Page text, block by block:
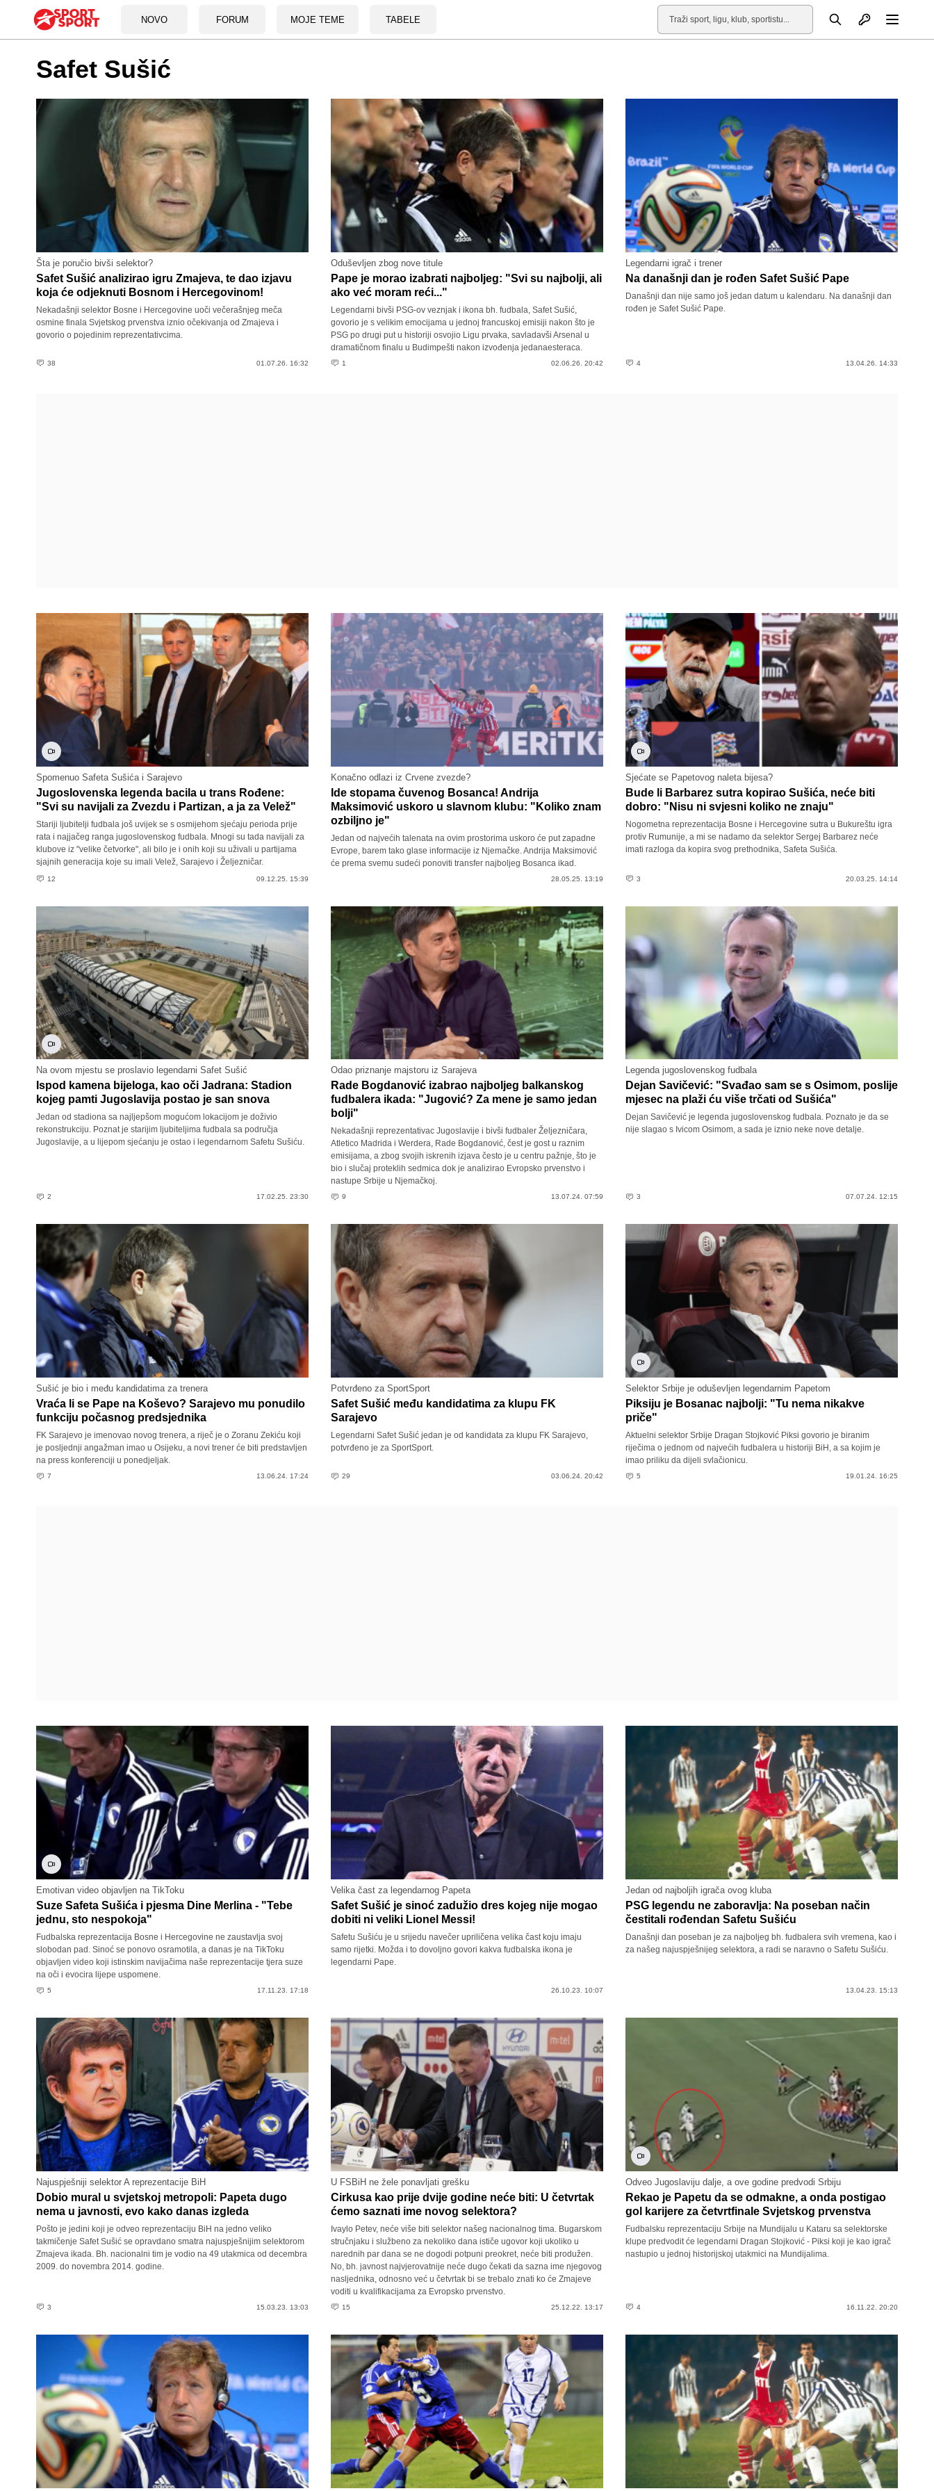
NOVO FORUM MOJE TEME TABELE
Pretraga Otvori profil
Safet Sušić
Šta je poručio bivši selektor?
Safet Sušić analizirao igru Zmajeva, te dao izjavu
koja će odjeknuti Bosnom i Hercegovinom!
Nekadašnji selektor Bosne i Hercegovine uoči večerašnjeg meča
osmine finala Svjetskog prvenstva iznio očekivanja od Zmajeva i
govorio o pojedinim reprezentativcima.
38 01.07.26. 16:32
Oduševljen zbog nove titule
Pape je morao izabrati najboljeg: "Svi su najbolji, ali
ako već moram reći..."
Legendarni bivši PSG-ov veznjak i ikona bh. fudbala, Safet Sušić,
govorio je s velikim emocijama u jednoj francuskoj emisiji nakon što je
PSG po drugi put u historiji osvojio Ligu prvaka, savladavši Arsenal u
dramatičnom finalu u Budimpešti nakon izvođenja jedanaesteraca.
1 02.06.26. 20:42
Legendarni igrač i trener
Na današnji dan je rođen Safet Sušić Pape
Današnji dan nije samo još jedan datum u kalendaru. Na današnji dan
rođen je Safet Sušić Pape.
4 13.04.26. 14:33
Spomenuo Safeta Sušića i Sarajevo
Jugoslovenska legenda bacila u trans Rođene:
"Svi su navijali za Zvezdu i Partizan, a ja za Velež"
Stariji ljubitelji fudbala još uvijek se s osmijehom sjećaju perioda prije
rata i najjačeg ranga jugoslovenskog fudbala. Mnogi su tada navijali za
klubove iz "velike četvorke", ali bilo je i onih koji su uživali u partijama
sjajnih generacija koje su imali Velež, Sarajevo i Željezničar.
12 09.12.25. 15:39
Konačno odlazi iz Crvene zvezde?
Ide stopama čuvenog Bosanca! Andrija
Maksimović uskoro u slavnom klubu: "Koliko znam
ozbiljno je"
Jedan od najvećih talenata na ovim prostorima uskoro će put zapadne
Evrope, barem tako glase informacije iz Njemačke. Andrija Maksimović
će prema svemu sudeći ponoviti transfer najboljeg Bosanca ikad.
28.05.25. 13:19
Sjećate se Papetovog naleta bijesa?
Bude li Barbarez sutra kopirao Sušića, neće biti
dobro: "Nisu ni svjesni koliko ne znaju"
Nogometna reprezentacija Bosne i Hercegovine sutra u Bukureštu igra
protiv Rumunije, a mi se nadamo da selektor Sergej Barbarez neće
imati razloga da kopira svog prethodnika, Safeta Sušića.
3 20.03.25. 14:14
Na ovom mjestu se proslavio legendarni Safet Sušić
Ispod kamena bijeloga, kao oči Jadrana: Stadion
kojeg pamti Jugoslavija postao je san snova
Jedan od stadiona sa najljepšom mogućom lokacijom je doživio
rekonstrukciju. Poznat je starijim ljubiteljima fudbala sa područja
Jugoslavije, a u lijepom sjećanju je ostao i legendarnom Safetu Sušiću.
2 17.02.25. 23:30
Odao priznanje majstoru iz Sarajeva
Rade Bogdanović izabrao najboljeg balkanskog
fudbalera ikada: "Jugović? Za mene je samo jedan
bolji"
Nekadašnji reprezentativac Jugoslavije i bivši fudbaler Željezničara,
Atletico Madrida i Werdera, Rade Bogdanović, čest je gost u raznim
emisijama, a zbog svojih iskrenih izjava često je u centru pažnje, što je
bio i slučaj proteklih sedmica dok je analizirao Evropsko prvenstvo i
nastupe Srbije u Njemačkoj.
9 13.07.24. 07:59
Legenda jugoslovenskog fudbala
Dejan Savičević: "Svađao sam se s Osimom, poslije
mjesec na plaži ću više trčati od Sušića"
Dejan Savičević je legenda jugoslovenskog fudbala. Poznato je da se
nije slagao s Ivicom Osimom, a sada je iznio neke nove detalje.
3 07.07.24. 12:15
Sušić je bio i među kandidatima za trenera
Vraća li se Pape na Koševo? Sarajevo mu ponudilo
funkciju počasnog predsjednika
FK Sarajevo je imenovao novog trenera, a riječ je o Zoranu Zekiću koji
je posljednji angažman imao u Osijeku, a novi trener će biti predstavljen
na press konferenciji u ponedjeljak.
7 13.06.24. 17:24
Potvrđeno za SportSport
Safet Sušić među kandidatima za klupu FK
Sarajevo
Legendarni Safet Sušić jedan je od kandidata za klupu FK Sarajevo,
potvrđeno je za SportSport.
29 03.06.24. 20:42
Selektor Srbije je oduševljen legendarnim Papetom
Piksiju je Bosanac najbolji: "Tu nema nikakve
priče"
Aktuelni selektor Srbije Dragan Stojković Piksi govorio je biranim
riječima o jednom od najvećih fudbalera u historiji BiH, a sa kojim je
imao priliku da dijeli svlačionicu.
5 19.01.24. 16:25
Emotivan video objavljen na TikToku
Suze Safeta Sušića i pjesma Dine Merlina - "Tebe
jednu, sto nespokoja"
Fudbalska reprezentacija Bosne i Hercegovine ne zaustavlja svoj
slobodan pad. Sinoć se ponovo osramotila, a danas je na TikToku
objavljen video koji istinskim navijačima naše reprezentacije tjera suze
na oči i evocira lijepe uspomene.
5 17.11.23. 17:18
Velika čast za legendarnog Papeta
Safet Sušić je sinoć zadužio dres kojeg nije mogao
dobiti ni veliki Lionel Messi!
Safetu Sušiću je u srijedu navečer upriličena velika čast koju imaju
samo rijetki. Možda i to dovoljno govori kakva fudbalska ikona je
legendarni Pape.
26.10.23. 10:07
Jedan od najboljih igrača ovog kluba
PSG legendu ne zaboravlja: Na poseban način
čestitali rođendan Safetu Sušiću
Današnji dan poseban je za najboljeg bh. fudbalera svih vremena, kao i
za našeg najuspješnijeg selektora, a radi se naravno o Safetu Sušiću.
13.04.23. 15:13
Najuspješniji selektor A reprezentacije BiH
Dobio mural u svjetskoj metropoli: Papeta dugo
nema u javnosti, evo kako danas izgleda
Pošto je jedini koji je odveo reprezentaciju BiH na jedno veliko
takmičenje Safet Sušić se opravdano smatra najuspješnijim selektorom
Zmajeva ikada. Bh. nacionalni tim je vodio na 49 utakmica od decembra
2009. do novembra 2014. godine.
3 15.03.23. 13:03
U FSBiH ne žele ponavljati grešku
Cirkusa kao prije dvije godine neće biti: U četvrtak
ćemo saznati ime novog selektora?
Ivaylo Petev, neće više biti selektor našeg nacionalnog tima. Bugarskom
stručnjaku i službeno za nekoliko dana ističe ugovor koji ukoliko u
narednih par dana se ne dogodi potpuni preokret, neće biti produžen.
No, bh. javnost najvjerovatnije neće dugo čekati da sazna ime njegovog
nasljednika, odnosno već u četvrtak bi se trebalo znati ko će Zmajeve
voditi u kvalifikacijama za Evropsko prvenstvo.
15 25.12.22. 13:17
Odveo Jugoslaviju dalje, a ove godine predvodi Srbiju
Rekao je Papetu da se odmakne, a onda postigao
gol karijere za četvrtfinale Svjetskog prvenstva
Fudbalsku reprezentaciju Srbije na Mundijalu u Kataru sa selektorske
klupe predvodit će legendarni Dragan Stojković - Piksi koji je kao igrač
nastupio u jednoj historijskoj utakmici na Mundijalima.
4 16.11.22. 20:20